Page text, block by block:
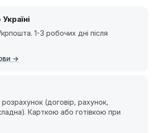
1-3 робочих дні після
розрахунок (договір, рахунок,
Карткою або готівкою при